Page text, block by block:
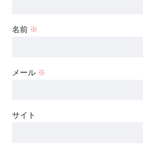
名前 ※
メール ※
サイト